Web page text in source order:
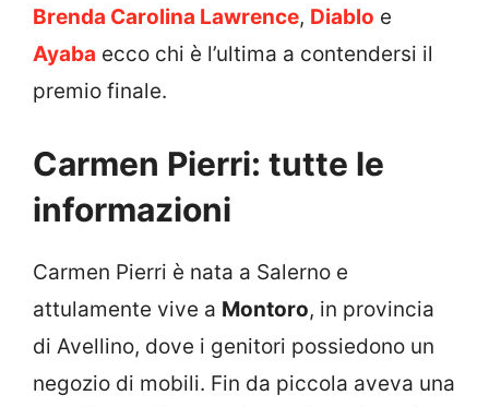
Brenda Carolina Lawrence, Diablo e
Ayaba ecco chi è l’ultima a contendersi il
premio finale.
Carmen Pierri: tutte le
informazioni
Carmen Pierri è nata a Salerno e
attulamente vive a Montoro, in provincia
di Avellino, dove i genitori possiedono un
negozio di mobili. Fin da piccola aveva una